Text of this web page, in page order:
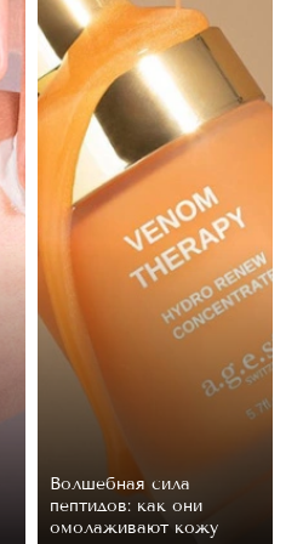
Волшебная сила
пептидов: как они
омолаживают кожу